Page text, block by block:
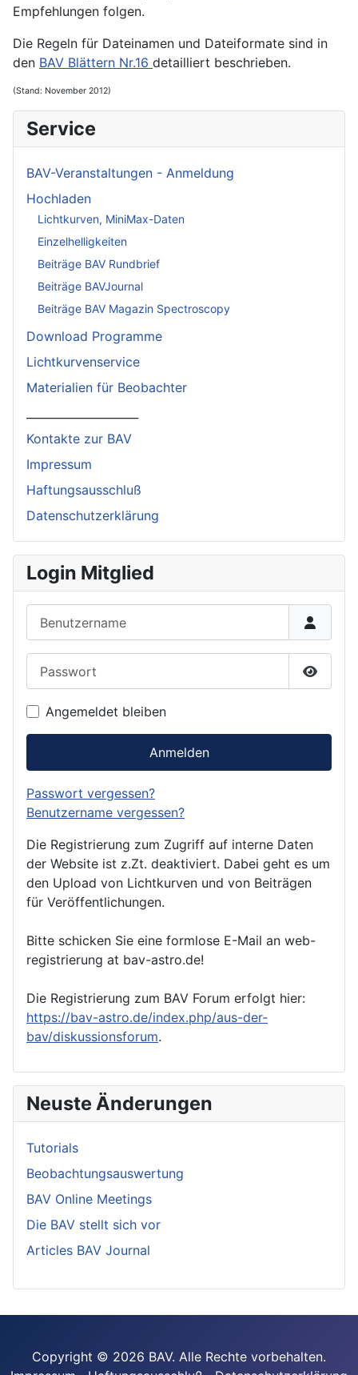
Empfehlungen folgen.
Die Regeln für Dateinamen und Dateiformate sind in
den BAV Blättern Nr.16 detailliert beschrieben.
(Stand: November 2012)
Service
BAV-Veranstaltungen - Anmeldung
Hochladen
Lichtkurven, MiniMax-Daten
Einzelhelligkeiten
Beiträge BAV Rundbrief
Beiträge BAVJournal
Beiträge BAV Magazin Spectroscopy
Download Programme
Lichtkurvenservice
Materialien für Beobachter
Kontakte zur BAV
Impressum
Haftungsausschluß
Datenschutzerklärung
Login Mitglied
Angemeldet bleiben
Anmelden
Passwort vergessen?
Benutzername vergessen?
Die Registrierung zum Zugriff auf interne Daten
der Website ist z.Zt. deaktiviert. Dabei geht es um
den Upload von Lichtkurven und von Beiträgen
für Veröffentlichungen.
Bitte schicken Sie eine formlose E-Mail an web-
registrierung at bav-astro.de!
Die Registrierung zum BAV Forum erfolgt hier:
https://bav-astro.de/index.php/aus-der-
bav/diskussionsforum.
Neuste Änderungen
Tutorials
Beobachtungsauswertung
BAV Online Meetings
Die BAV stellt sich vor
Articles BAV Journal
Copyright © 2026 BAV. Alle Rechte vorbehalten.